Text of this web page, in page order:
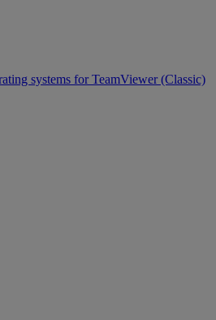
systems for TeamViewer (Classic)